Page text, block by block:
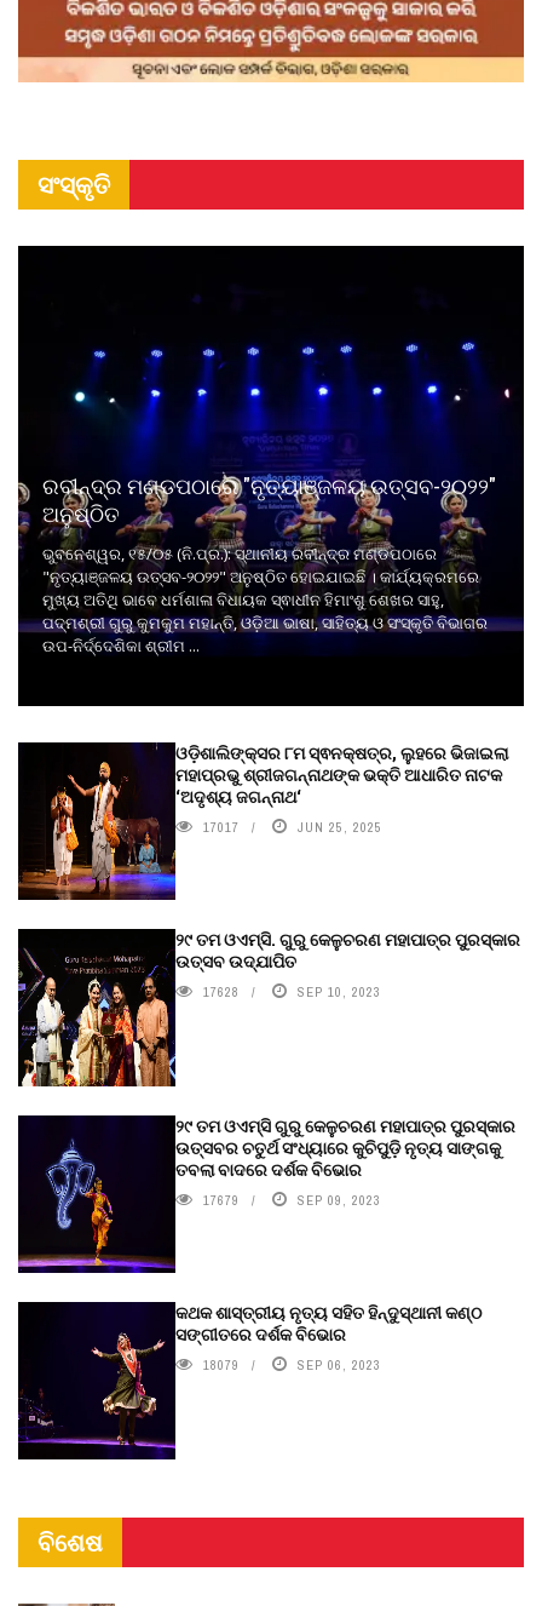
ସଂସ୍କୃତି
ରବୀନ୍ଦ୍ର ମଣ୍ଡପଠାରେ "ନୃତ୍ୟାଞ୍ଜଳୟ ଉତ୍ସବ-୨୦୨୨"
ଅନୁଷ୍ଠିତ
ଭୁବନେଶ୍ୱର, ୧୫/୦୫ (ନି.ପ୍ର.): ସ୍ଥାନୀୟ ରବୀନ୍ଦ୍ର ମଣ୍ଡପଠାରେ
"ନୃତ୍ୟାଞ୍ଜଳୟ ଉତ୍ସବ-୨୦୨୨" ଅନୁଷ୍ଠିତ ହୋଇଯାଇଛି । କାର୍ଯ୍ୟକ୍ରମରେ
ମୁଖ୍ୟ ଅତିଥି ଭାବେ ଧର୍ମଶାଳା ବିଧାୟକ ସ୍ଵାଧୀନ ହିମାଂଶୁ ଶେଖର ସାହୁ,
ପଦ୍ମଶ୍ରୀ ଗୁରୁ କୁମକୁମ ମହାନ୍ତି, ଓଡ଼ିଆ ଭାଷା, ସାହିତ୍ୟ ଓ ସଂସ୍କୃତି ବିଭାଗର
ଉପ-ନିର୍ଦ୍ଦେଶିକା ଶ୍ରୀମ ...
ଓଡ଼ିଶାଲିଙ୍କ୍ସର ୮ମ ସ୍ଵନକ୍ଷତ୍ର, ଲୁହରେ ଭିଜାଇଲା
ମହାପ୍ରଭୁ ଶ୍ରୀଜଗନ୍ନାଥଙ୍କ ଭକ୍ତି ଆଧାରିତ ନାଟକ
‘ଅଦୃଶ୍ୟ ଜଗନ୍ନାଥ‘
17017 JUN 25, 2025
୨୯ ତମ ଓଏମ୍‌ସି. ଗୁରୁ କେଳୁଚରଣ ମହାପାତ୍ର ପୁରସ୍କାର
ଉତ୍ସବ ଉଦ୍‍ଯାପିତ
17628 SEP 10, 2023
୨୯ ତମ ଓଏମ୍‌ସି ଗୁରୁ କେଳୁଚରଣ ମହାପାତ୍ର ପୁରସ୍କାର
ଉତ୍ସବର ଚତୁର୍ଥ ସଂଧ୍ୟାରେ କୁଚିପୁଡ଼ି ନୃତ୍ୟ ସାଙ୍ଗକୁ
ତବଲା ବାଦରେ ଦର୍ଶକ ବିଭୋର
17679 SEP 09, 2023
କଥକ ଶାସ୍ତ୍ରୀୟ ନୃତ୍ୟ ସହିତ ହିନ୍ଦୁସ୍ଥାନୀ କଣ୍ଠ
ସଙ୍ଗୀତରେ ଦର୍ଶକ ବିଭୋର
18079 SEP 06, 2023
ବିଶେଷ